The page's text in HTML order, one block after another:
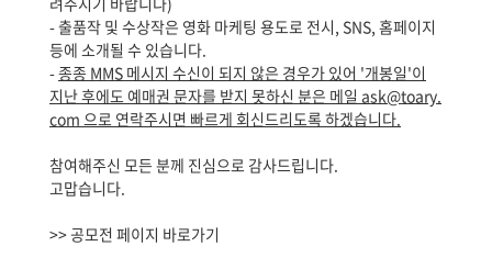
- 출품작 및 수상작은 영화 마케팅 용도로 전시, SNS, 홈페이지
등에 소개될 수 있습니다.
-종종 MMS 메시지 수신이 되지 않은 경우가 있어 '개봉일'이
지난 후에도 예매권 문자를 받지 못하신 분은 메일 ask@toary.
com 으로 연락주시면 빠르게 회신드리도록 하겠습니다.
참여해주신 모든 분께 진심으로 감사드립니다.
고맙습니다.
>> 공모전 페이지 바로가기